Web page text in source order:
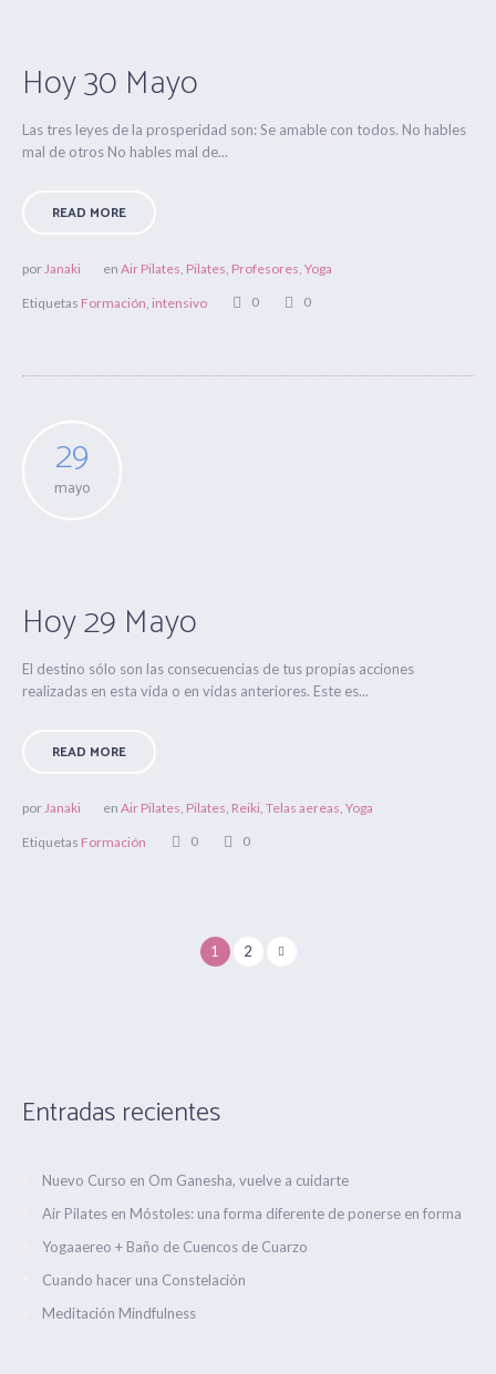
Hoy 30 Mayo
Las tres leyes de la prosperidad son: Se amable con todos. No hables
mal de otros No hables mal de...
READ MORE
porJanaki en Air Pilates, Pilates, Profesores, Yoga
Etiquetas Formación, intensivo 0 0
29
mayo
Hoy 29 Mayo
El destino sólo son las consecuencias de tus propias acciones
realizadas en esta vida o en vidas anteriores. Este es...
READ MORE
porJanaki en Air Pilates, Pilates, Reiki, Telas aereas, Yoga
Etiquetas Formación 0 0
1 2
Entradas recientes
Nuevo Curso en Om Ganesha, vuelve a cuidarte
Air Pilates en Móstoles: una forma diferente de ponerse en forma
Yogaaereo + Baño de Cuencos de Cuarzo
Cuando hacer una Constelación
Meditación Mindfulness